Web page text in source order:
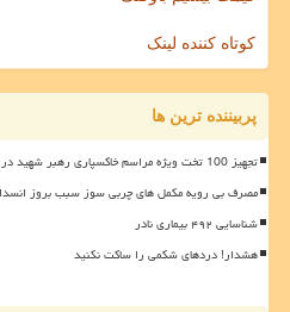
کوتاه کننده لینک
پربیننده ترین ها
تجهیز 100 تخت ویژه مراسم خاکسپاری رهبر شهید در بیمارستان صحرایی مصلی به علاوه فیلم
مصرف بی رویه مکمل های چربی سوز سبب بروز
شناسایی ۴۹۲ بیماری نادر
هشدار! دردهای شکمی را ساکت نکنید